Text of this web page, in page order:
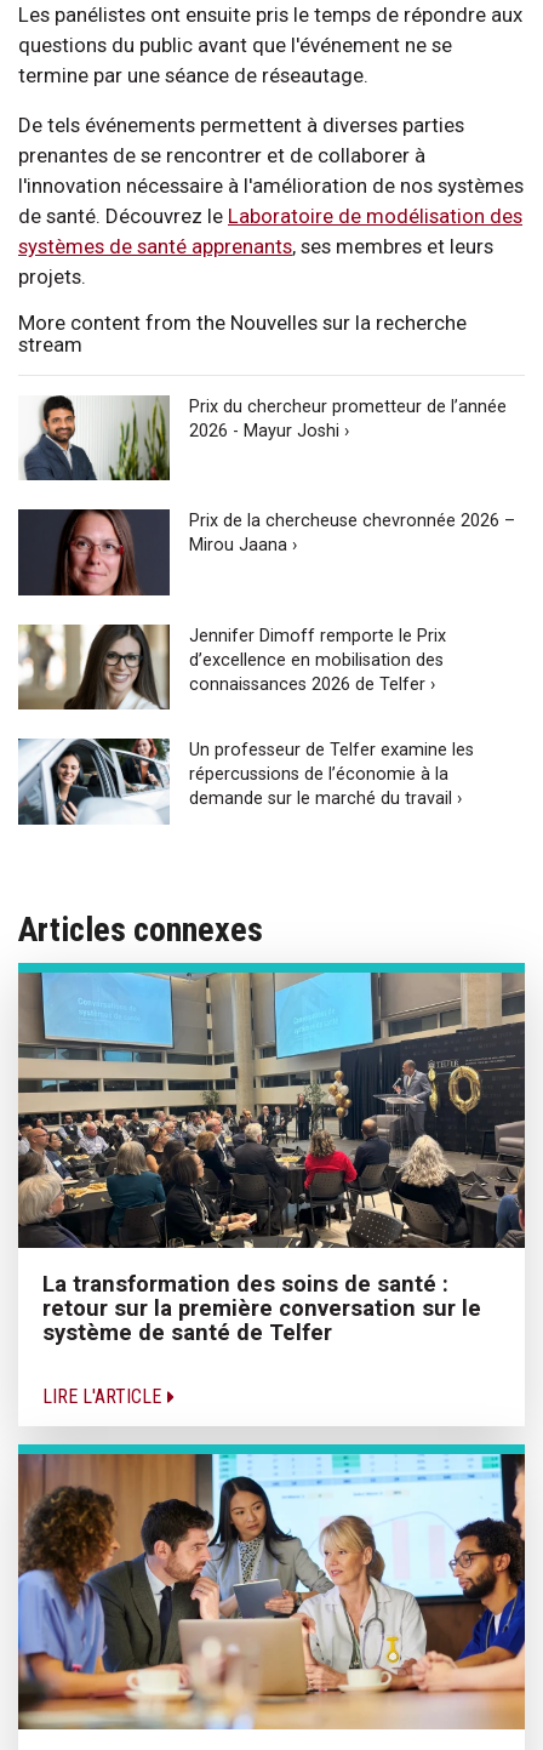
Les panélistes ont ensuite pris le temps de répondre aux
questions du public avant que l'événement ne se
termine par une séance de réseautage.
De tels événements permettent à diverses parties
prenantes de se rencontrer et de collaborer à
l'innovation nécessaire à l'amélioration de nos systèmes
de santé. Découvrez le Laboratoire de modélisation des
systèmes de santé apprenants, ses membres et leurs
projets.
More content from the Nouvelles sur la recherche
stream
Prix du chercheur prometteur de l’année
2026 - Mayur Joshi ›
Prix de la chercheuse chevronnée 2026 –
Mirou Jaana ›
Jennifer Dimoff remporte le Prix
d’excellence en mobilisation des
connaissances 2026 de Telfer ›
Un professeur de Telfer examine les
répercussions de l’économie à la
demande sur le marché du travail ›
Articles connexes
La transformation des soins de santé :
retour sur la première conversation sur le
système de santé de Telfer
LIRE L'ARTICLE